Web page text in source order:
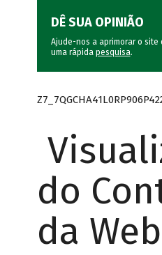
DÊ SUA OPINIÃO
Ajude-nos a aprimorar o site
uma rápida pesquisa.
do
da Web